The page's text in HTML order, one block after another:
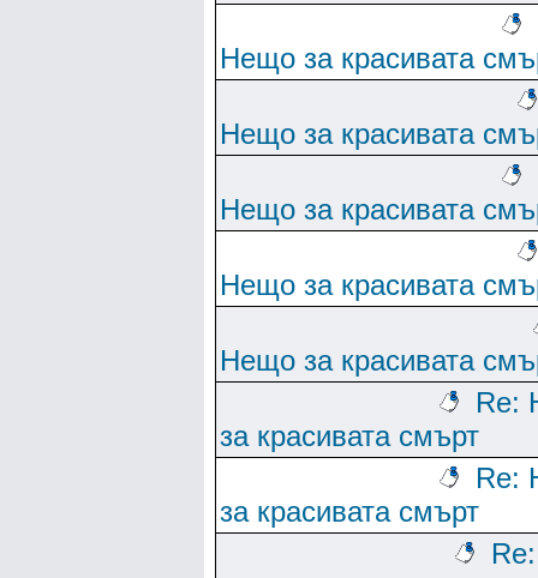
Нещо за красивата
Нещо за красивата
Нещо за красивата
Нещо за красивата
Нещо за красивата
Re:
за красивата смърт
Re:
за красивата смърт